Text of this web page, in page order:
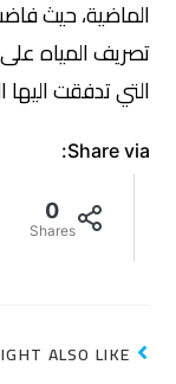
الماضية، حيث
تصريف المياه
التي تدفقت
Share via:
0
Shares
ALSO LIKE